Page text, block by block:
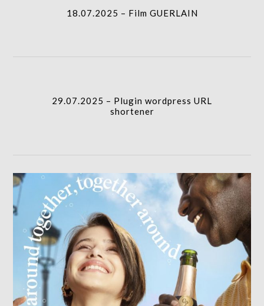
18.07.2025 – Film GUERLAIN
29.07.2025 – Plugin wordpress URL
shortener